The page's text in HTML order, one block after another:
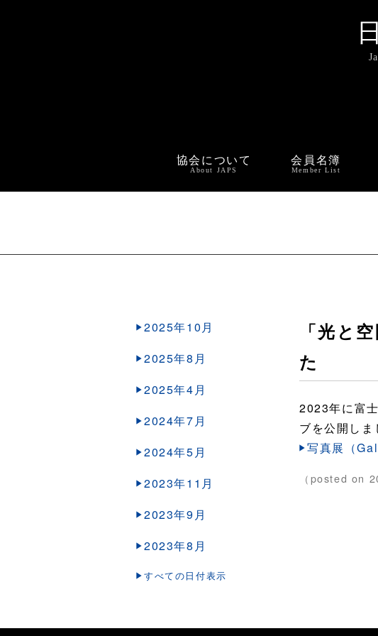
協会について
About JAPS
会員名簿
Member List
2025年10月
2025年8月
2025年4月
2024年7月
2024年5月
2023年11月
2023年9月
2023年8月
すべての日付表示
「光と
た
2023年に富
ブを公開しま
写真展（
（posted on